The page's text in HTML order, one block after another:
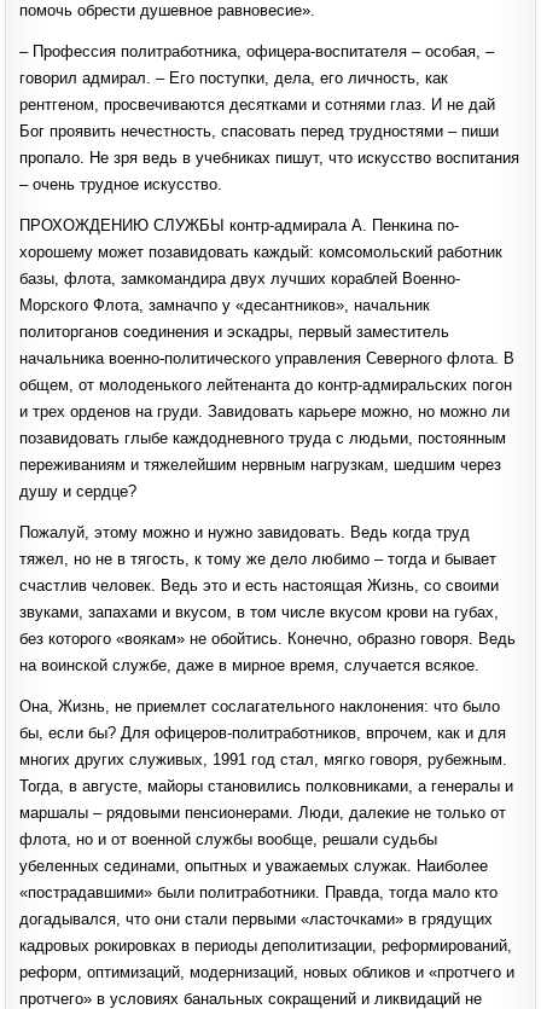
помочь обрести душевное равновесие».
– Профессия политработника, офицера-воспитателя – особая, –
говорил адмирал. – Его поступки, дела, его личность, как
рентгеном, просвечиваются десятками и сотнями глаз. И не дай
Бог проявить нечестность, спасовать перед трудностями – пиши
пропало. Не зря ведь в учебниках пишут, что искусство воспитания
– очень трудное искусство.
ПРОХОЖДЕНИЮ СЛУЖБЫ контр-адмирала А. Пенкина по-
хорошему может позавидовать каждый: комсомольский работник
базы, флота, замкомандира двух лучших кораблей Военно-
Морского Флота, замначпо у «десантников», начальник
политорганов соединения и эскадры, первый заместитель
начальника военно-политического управления Северного флота. В
общем, от молоденького лейтенанта до контр-адмиральских погон
и трех орденов на груди. Завидовать карьере можно, но можно ли
позавидовать глыбе каждодневного труда с людьми, постоянным
переживаниям и тяжелейшим нервным нагрузкам, шедшим через
душу и сердце?
Пожалуй, этому можно и нужно завидовать. Ведь когда труд
тяжел, но не в тягость, к тому же дело любимо – тогда и бывает
счастлив человек. Ведь это и есть настоящая Жизнь, со своими
звуками, запахами и вкусом, в том числе вкусом крови на губах,
без которого «воякам» не обойтись. Конечно, образно говоря. Ведь
на воинской службе, даже в мирное время, случается всякое.
Она, Жизнь, не приемлет сослагательного наклонения: что было
бы, если бы? Для офицеров-политработников, впрочем, как и для
многих других служивых, 1991 год стал, мягко говоря, рубежным.
Тогда, в августе, майоры становились полковниками, а генералы и
маршалы – рядовыми пенсионерами. Люди, далекие не только от
флота, но и от военной службы вообще, решали судьбы
убеленных сединами, опытных и уважаемых служак. Наиболее
«пострадавшими» были политработники. Правда, тогда мало кто
догадывался, что они стали первыми «ласточками» в грядущих
кадровых рокировках в периоды деполитизации, реформирований,
реформ, оптимизаций, модернизаций, новых обликов и «протчего и
протчего» в условиях банальных сокращений и ликвидаций не